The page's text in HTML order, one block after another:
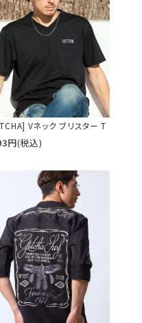
Vネック ブリスター T
円(税込)